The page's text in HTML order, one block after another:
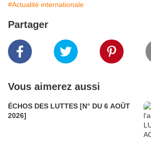
#Actualité internationale
Partager
Vous aimerez aussi
ÉCHOS DES LUTTES [N° DU 6 AOÛT
2026]